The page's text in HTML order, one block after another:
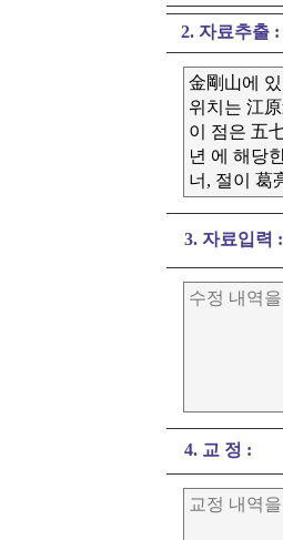
2. 자료추출 :
3. 자료입력 :
4. 교 정 :